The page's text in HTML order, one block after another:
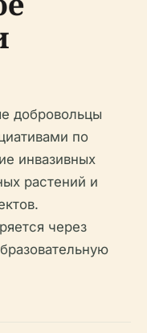
добровольцы
по
инвазивных
растений и
через